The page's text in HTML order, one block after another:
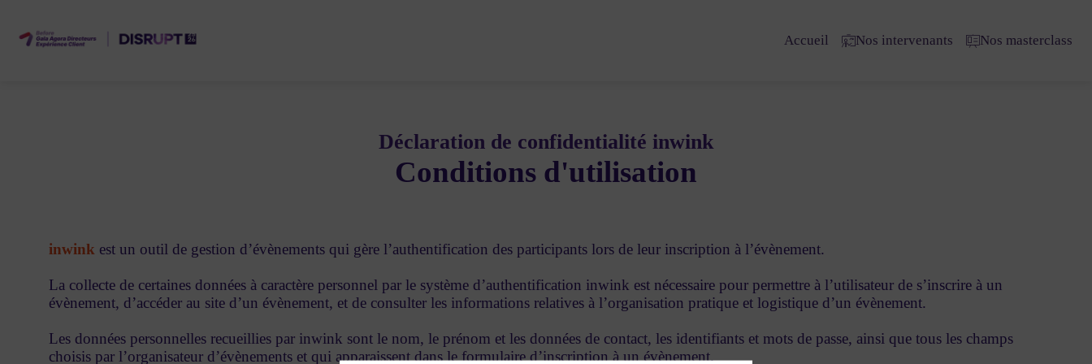
Accueil Nos intervenants Nos masterclass
Déclaration de confidentialité inwink
Conditions d'utilisation
inwink est un outil de gestion d’évènements qui gère l’authentification des participants lors de leur inscription à l’évènement.
La collecte de certaines données à caractère personnel par le système d’authentification inwink est nécessaire pour permettre à l’utilisateur de s’inscrire à un
évènement, d’accéder au site d’un évènement, et de consulter les informations relatives à l’organisation pratique et logistique d’un évènement.
Les données personnelles recueillies par inwink sont le nom, le prénom et les données de contact, les identifiants et mots de passe, ainsi que tous les champs
choisis par l’organisateur d’évènements et qui apparaissent dans le formulaire d’inscription à un évènement.